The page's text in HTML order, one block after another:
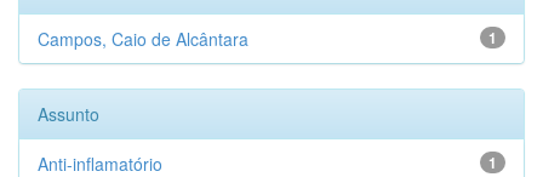
1
Campos, Caio de Alcântara
Assunto
1
Anti-inflamatório